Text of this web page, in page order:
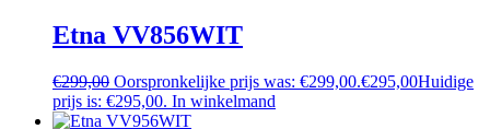
Etna VV856WIT
€299,00 Oorspronkelijke prijs was: €299,00.€295,00Huidige
prijs is: €295,00. In winkelmand